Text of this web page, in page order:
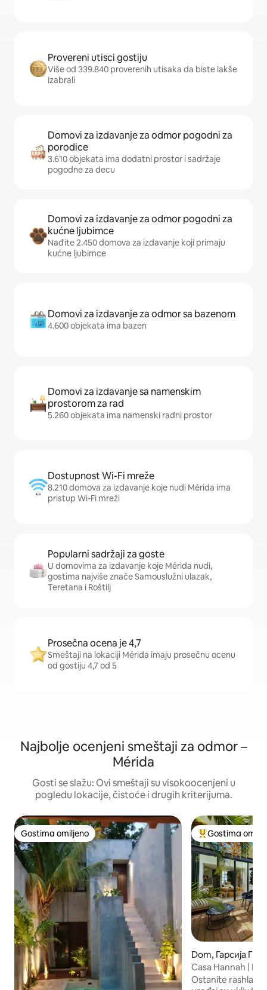
Provereni utisci gostiju
Više od 339.840 proverenih utisaka da biste lakše
izabrali
Domovi za izdavanje za odmor pogodni za
porodice
3.610 objekata ima dodatni prostor i sadržaje
pogodne za decu
Domovi za izdavanje za odmor pogodni za
kućne ljubimce
Nađite 2.450 domova za izdavanje koji primaju
kućne ljubimce
Domovi za izdavanje za odmor sa bazenom
4.600 objekata ima bazen
Domovi za izdavanje sa namenskim
prostorom za rad
5.260 objekata ima namenski radni prostor
Dostupnost Wi-Fi mreže
8.210 domova za izdavanje koje nudi Mérida ima
pristup Wi-Fi mreži
Popularni sadržaji za goste
U domovima za izdavanje koje Mérida nudi,
gostima najviše znače Samouslužni ulazak,
Teretana i Roštilj
Prosečna ocena je 4,7
Smeštaji na lokaciji Mérida imaju prosečnu ocenu
od gostiju 4,7 od 5
Najbolje ocenjeni smeštaji za odmor –
Mérida
Gosti se slažu: Ovi smeštaji su visokoocenjeni u
pogledu lokacije, čistoće i drugih kriterijuma.
Gostima omiljeno
Gostima omiljeno Najuspešniji
Gostima
Dom, Гарсија
Casa Hannah |
unutrašnjim i
Ostanite